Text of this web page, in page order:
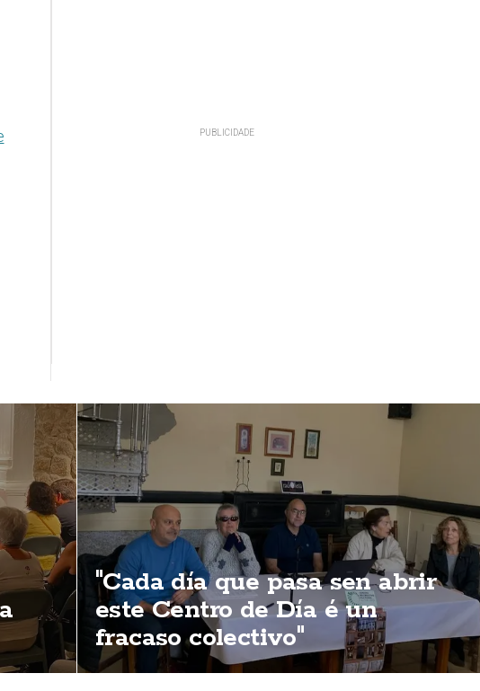
"Cada día que pasa sen abrir
este Centro de Día é un
fracaso colectivo"